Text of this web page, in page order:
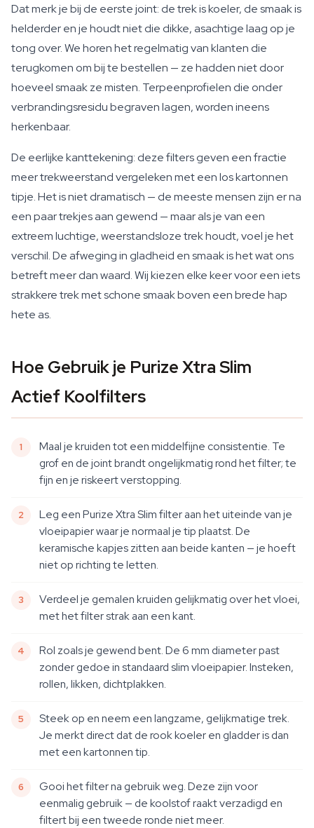
Dat merk je bij de eerste joint: de trek is koeler, de smaak is
helderder en je houdt niet die dikke, asachtige laag op je
tong over. We horen het regelmatig van klanten die
terugkomen om bij te bestellen — ze hadden niet door
hoeveel smaak ze misten. Terpeenprofielen die onder
verbrandingsresidu begraven lagen, worden ineens
herkenbaar.
De eerlijke kanttekening: deze filters geven een fractie
meer trekweerstand vergeleken met een los kartonnen
tipje. Het is niet dramatisch — de meeste mensen zijn er na
een paar trekjes aan gewend — maar als je van een
extreem luchtige, weerstandsloze trek houdt, voel je het
verschil. De afweging in gladheid en smaak is het wat ons
betreft meer dan waard. Wij kiezen elke keer voor een iets
strakkere trek met schone smaak boven een brede hap
hete as.
Hoe Gebruik je Purize Xtra Slim
Actief Koolfilters
Maal je kruiden tot een middelfijne consistentie. Te
grof en de joint brandt ongelijkmatig rond het filter; te
fijn en je riskeert verstopping.
Leg een Purize Xtra Slim filter aan het uiteinde van je
vloeipapier waar je normaal je tip plaatst. De
keramische kapjes zitten aan beide kanten — je hoeft
niet op richting te letten.
Verdeel je gemalen kruiden gelijkmatig over het vloei,
met het filter strak aan een kant.
Rol zoals je gewend bent. De 6 mm diameter past
zonder gedoe in standaard slim vloeipapier. Insteken,
rollen, likken, dichtplakken.
Steek op en neem een langzame, gelijkmatige trek.
Je merkt direct dat de rook koeler en gladder is dan
met een kartonnen tip.
Gooi het filter na gebruik weg. Deze zijn voor
eenmalig gebruik — de koolstof raakt verzadigd en
filtert bij een tweede ronde niet meer.